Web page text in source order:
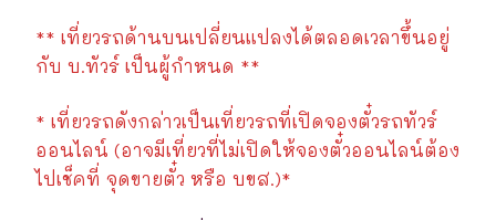
** เที่ยวรถด้านบนเปลี่ยนแปลงได้ตลอดเวลาขึ้นอยู่
กับ บ.ทัวร์ เป็นผู้กำหนด **
* เที่ยวรถดังกล่าวเป็นเที่ยวรถที่เปิดจองตั๋วรถทัวร์
ออนไลน์ (อาจมีเที่ยวที่ไม่เปิดให้จองตั๋วออนไลน์ต้อง
ไปเช็คที่ จุดขายตั๋ว หรือ บขส.)*